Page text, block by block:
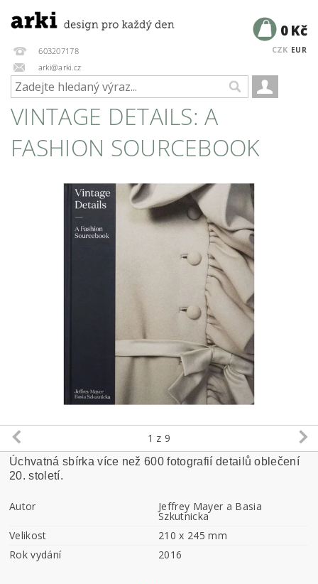
603207178
arki@arki.cz
CZK EUR
0 Kč
VINTAGE DETAILS: A
FASHION SOURCEBOOK
1 z 9
Úchvatná sbírka více než 600 fotografií detailů oblečení
20. století.
Autor Jeffrey Mayer a Basia
Szkutnicka
Velikost
210 x 245 mm
Rok vydání
2016